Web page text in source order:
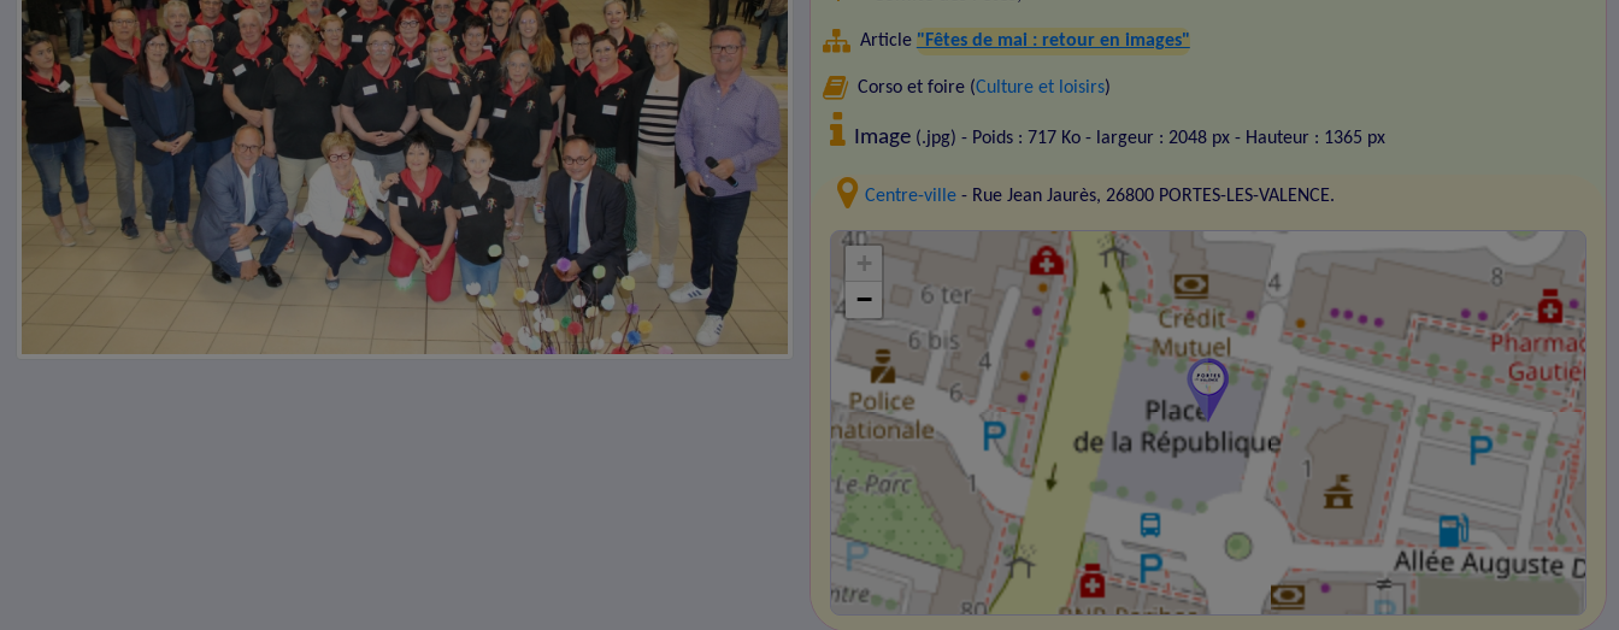
Article "Fêtes de mai : retour en images"
Corso et foire (Culture et loisirs)
Image (.jpg) - Poids : 717 Ko - largeur : 2048 px - Hauteur : 1365 px
Centre-ville - Rue Jean Jaurès, 26800 PORTES-LES-VALENCE.
+
−